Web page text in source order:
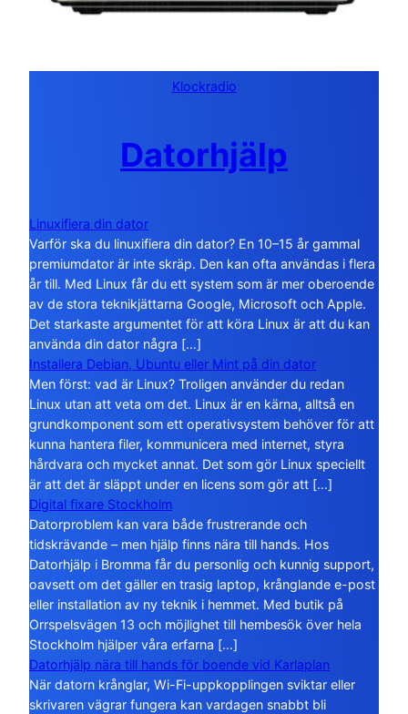
Klockradio
Datorhjälp
Linuxifiera din dator
Varför ska du linuxifiera din dator? En 10–15 år gammal
premiumdator är inte skräp. Den kan ofta användas i flera
år till. Med Linux får du ett system som är mer oberoende
av de stora teknikjättarna Google, Microsoft och Apple.
Det starkaste argumentet för att köra Linux är att du kan
använda din dator några […]
Installera Debian, Ubuntu eller Mint på din dator
Men först: vad är Linux? Troligen använder du redan
Linux utan att veta om det. Linux är en kärna, alltså en
grundkomponent som ett operativsystem behöver för att
kunna hantera filer, kommunicera med internet, styra
hårdvara och mycket annat. Det som gör Linux speciellt
är att det är släppt under en licens som gör att […]
Digital fixare Stockholm
Datorproblem kan vara både frustrerande och
tidskrävande – men hjälp finns nära till hands. Hos
Datorhjälp i Bromma får du personlig och kunnig support,
oavsett om det gäller en trasig laptop, krånglande e-post
eller installation av ny teknik i hemmet. Med butik på
Orrspelsvägen 13 och möjlighet till hembesök över hela
Stockholm hjälper våra erfarna […]
Datorhjälp nära till hands för boende vid Karlaplan
När datorn krånglar, Wi-Fi-uppkopplingen sviktar eller
skrivaren vägrar fungera kan vardagen snabbt bli